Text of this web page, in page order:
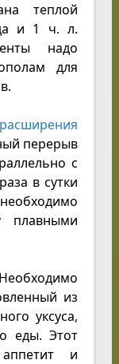
теплой
и 1 ч. л.
надо
для
перерыв
с
в сутки
плавными
Необходимо
из
уксуса,
еды. Этот
и